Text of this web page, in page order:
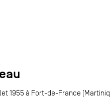
1955 à Fort-de-France